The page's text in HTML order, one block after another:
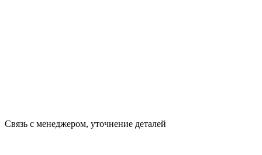
Связь с менеджером, уточнение деталей